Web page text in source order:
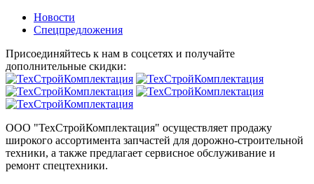
Новости
Спецпредложения
Присоединяйтесь к нам в соцсетях и получайте
дополнительные скидки:
ООО "ТехСтройКомплектация" осуществляет продажу
широкого ассортимента запчастей для дорожно-строительной
техники, а также предлагает сервисное обслуживание и
ремонт спецтехники.